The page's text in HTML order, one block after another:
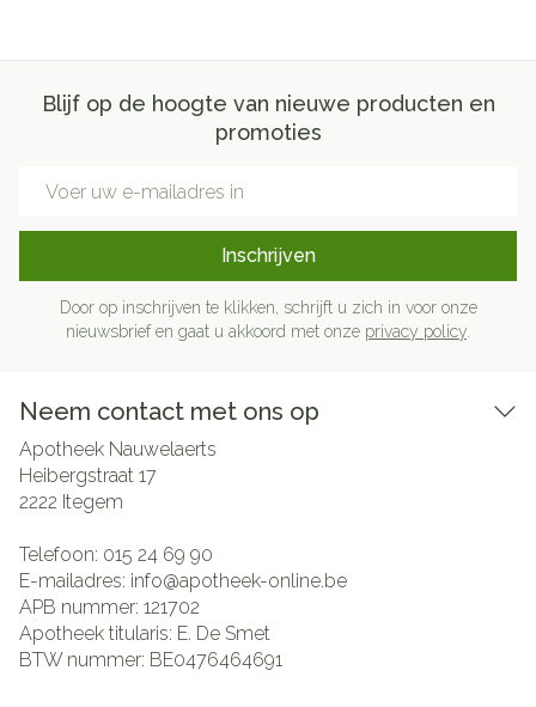
Blijf op de hoogte van nieuwe producten en
promoties
Inschrijven
Door op inschrijven te klikken, schrijft u zich in voor onze
nieuwsbrief en gaat u akkoord met onze privacy policy
Neem contact met ons op
Apotheek Nauwelaerts
Heibergstraat 17
2222 Itegem
Telefoon: 015 24 69 90
E-mailadres: info@apotheek-online.be
APB nummer: 121702
Apotheek titularis: E. De Smet
BTW nummer: BE0476464691